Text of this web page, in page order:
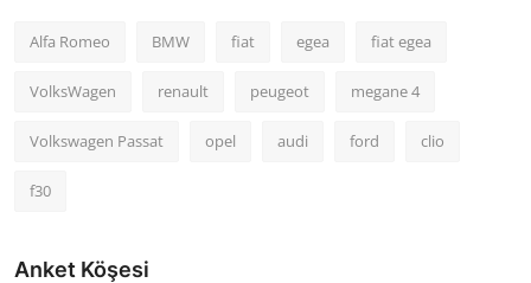
Alfa Romeo BMW fiat egea fiat egea
VolksWagen renault peugeot megane 4
Volkswagen Passat opel audi ford clio
f30
Anket Köşesi